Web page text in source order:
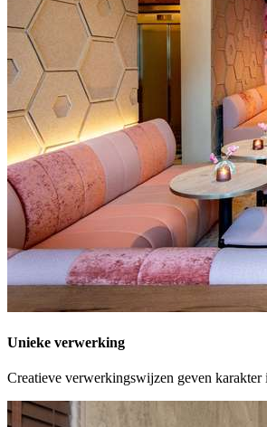
Unieke verwerking
Creatieve verwerkingswijzen geven karakter